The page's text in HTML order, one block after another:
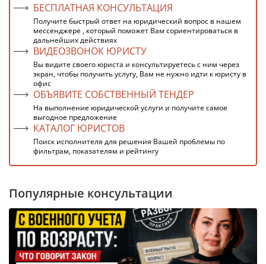
БЕСПЛАТНАЯ КОНСУЛЬТАЦИЯ
Получите быстрый ответ на юридический вопрос в нашем
мессенджере , который поможет Вам сориентироваться в
дальнейших действиях
ВИДЕОЗВОНОК ЮРИСТУ
Вы видите своего юриста и консультируетесь с ним через
экран, чтобы получить услугу, Вам не нужно идти к юристу в
офис
ОБЪЯВИТЕ СОБСТВЕННЫЙ ТЕНДЕР
На выполнение юридической услуги и получите самое
выгодное предложение
КАТАЛОГ ЮРИСТОВ
Поиск исполнителя для решения Вашей проблемы по
фильтрам, показателям и рейтингу
Популярные консультации